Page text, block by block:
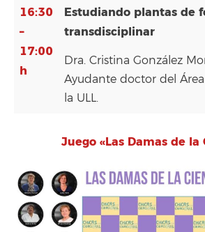
16:30
–
17:00
h
Estudiando plantas de
transdisciplinar
Dra. Cristina González
Ayudante doctor del
la ULL.
Juego «Las Damas de la